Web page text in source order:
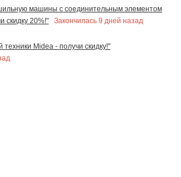
машины с соединительным элементом
скидку 20%!"
Закончилась 9 дней назад
Midea - получи скидку!"